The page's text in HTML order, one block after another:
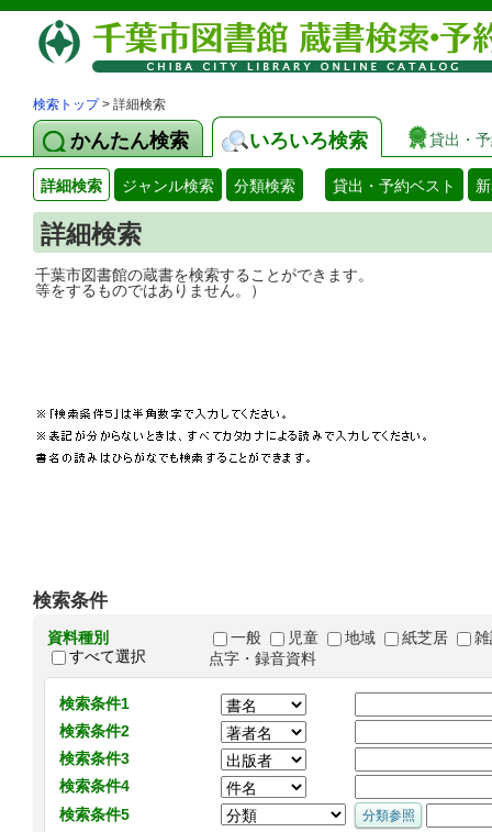
検索トップ> 詳細検索
かんたん検索 いろいろ検索 貸出・
詳細検索 ジャンル検索 分類検索 貸出・予約ベスト
詳細検索
千葉市図書館の蔵書を検索することがで
等をするものではありません。）
検索条件
資料種別
すべて選択
一般 児童 地域 紙芝居
点字・録音資料
検索条件1
検索条件2
検索条件3
検索条件4
検索条件5